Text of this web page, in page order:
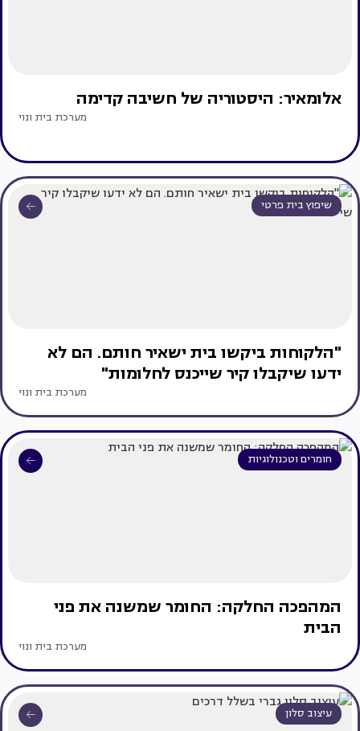
אלומאיר: היסטוריה של חשיבה קדימה
מערכת בית ונוי
שיפוץ בית פרטי
"הלקוחות ביקשו בית ישאיר חותם. הם לא
ידעו שיקבלו קיר שייכנס לחלומות"
מערכת בית ונוי
חומרים וטכנולוגיות
המהפכה החלקה: החומר שמשנה את פני
הבית
מערכת בית ונוי
עיצוב סלון